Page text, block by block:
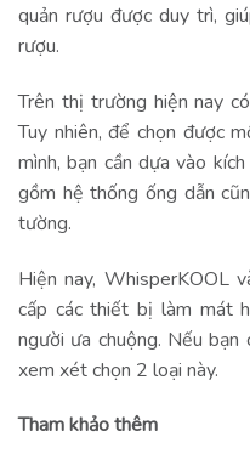
quản rượu được duy trì,
rượu.
Trên thị trường hiện nay
Tuy nhiên, để chọn được
mình, bạn cần dựa vào
gồm hệ thống ống dẫn
tường.
Hiện nay, WhisperKOOL
cấp các thiết bị làm mát
người ưa chuộng. Nếu
xem xét chọn 2 loại này.
Tham khảo thêm